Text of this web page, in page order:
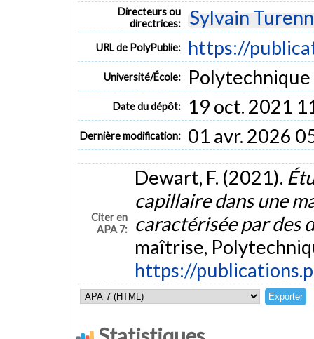
Directeurs ou
directrices:
Sylvain
URL de PolyPublie: https://
Université/École:
Date du dépôt: 19 oct. 2021
Dernière modification: 01 avr. 2026
Citer en
APA 7:
Dewart, F. (2021).
capillaire dans une
caractérisée par des
maîtrise,
https://